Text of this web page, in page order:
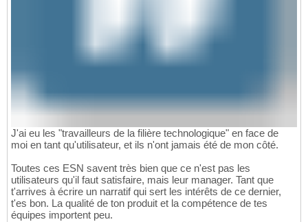
J'ai eu les "travailleurs de la filière technologique" en face de
moi en tant qu'utilisateur, et ils n'ont jamais été de mon côté.
Toutes ces ESN savent très bien que ce n'est pas les
utilisateurs qu'il faut satisfaire, mais leur manager. Tant que
t'arrives à écrire un narratif qui sert les intérêts de ce dernier,
t'es bon. La qualité de ton produit et la compétence de tes
équipes importent peu.